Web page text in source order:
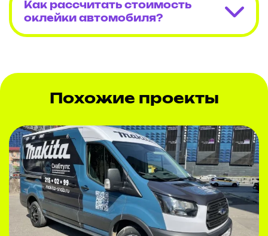
Как рассчитать стоимость
оклейки автомобиля?
Похожие проекты